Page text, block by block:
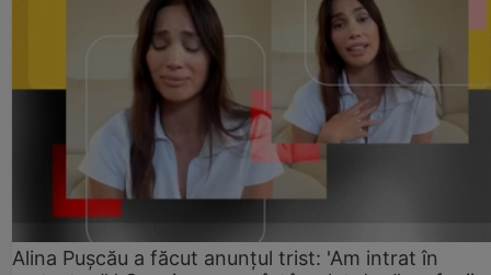
Alina Pușcău a făcut anunțul trist: 'Am intrat în